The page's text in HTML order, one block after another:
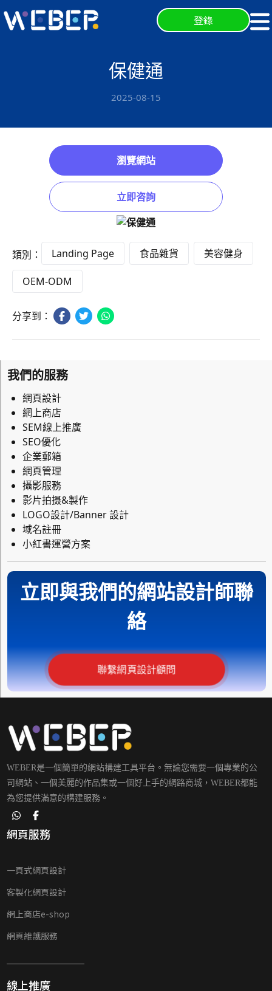
登錄
保健通
2025-08-15
瀏覽網站
立即咨詢
類別： Landing Page 食品雜貨 美容健身
OEM-ODM
分享到：
我們的服務
網頁設計
網上商店
SEM線上推廣
SEO優化
企業郵箱
網頁管理
攝影服務
影片拍摄&製作
LOGO設計/Banner 設計
域名註冊
小紅書運營方案
立即與我們的網站設計師聯
絡
聯繫網頁設計顧問
WEBER是一個簡單的網站構建工具平台。無論您需要一個專業的公
司網站、一個美麗的作品集或一個好上手的網路商城，WEBER都能
為您提供滿意的構建服務。
網頁服務
一頁式網頁設計
客製化網頁設計
網上商店e-shop
網頁維護服務
線上推廣